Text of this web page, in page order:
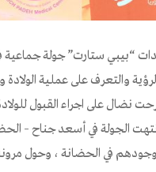
“بيبي ستارت” جولة جماعية
والتعرف على عملية الولادة
نضال على اجراء القبول
الجولة في أسعد جناح –
في الحضانة ، وحول